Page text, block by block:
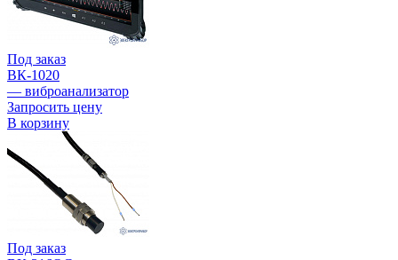
Под заказ
ВК-1020
— виброанализатор
Запросить цену
В корзину
Под заказ